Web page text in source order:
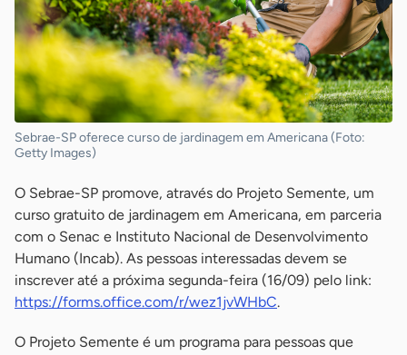
Sebrae-SP oferece curso de jardinagem em Americana (Foto:
Getty Images)
O Sebrae-SP promove, através do Projeto Semente, um
curso gratuito de jardinagem em Americana, em parceria
com o Senac e Instituto Nacional de Desenvolvimento
Humano (Incab). As pessoas interessadas devem se
inscrever até a próxima segunda-feira (16/09) pelo link:
https://forms.office.com/r/wez1jvWHbC.
O Projeto Semente é um programa para pessoas que